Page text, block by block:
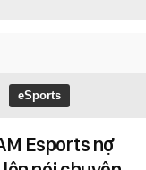
eSports
Esports nợ